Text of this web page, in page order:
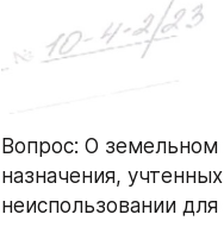
Вопрос: О земельном
назначения,
неиспользовании